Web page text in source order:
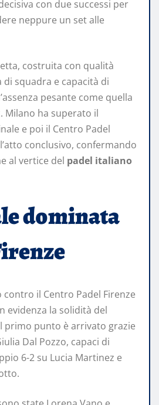
con due successi per
neppure un set alle
costruita con qualità
squadra e capacità di
pesante come quella
Milano ha superato il
e poi il Centro Padel
conclusivo, confermando
al vertice del padel italiano
dominata
il Centro Padel Firenze
evidenza la solidità del
primo punto è arrivato grazie
Dal Pozzo, capaci di
6-2 su Lucia Martinez e